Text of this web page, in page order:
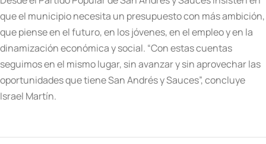
que el municipio necesita un presupuesto con más ambición,
que piense en el futuro, en los jóvenes, en el empleo y en la
dinamización económica y social. “Con estas cuentas
seguimos en el mismo lugar, sin avanzar y sin aprovechar las
oportunidades que tiene San Andrés y Sauces”, concluye
Israel Martín.